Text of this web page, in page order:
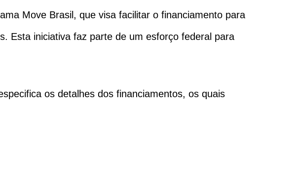
Move Brasil, que visa facilitar o financiamento para
Esta iniciativa faz parte de um esforço federal para
os detalhes dos financiamentos, os quais